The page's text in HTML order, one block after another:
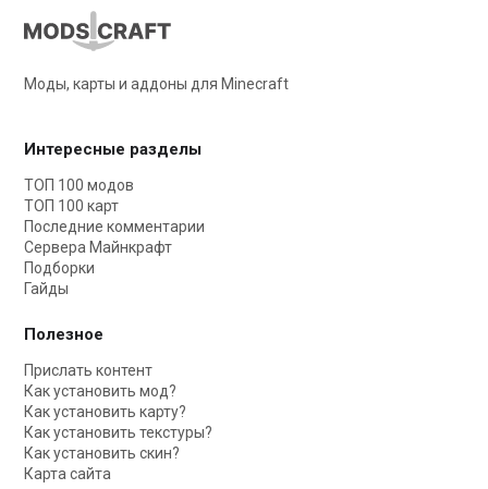
Моды, карты и аддоны для Minecraft
Интересные разделы
ТОП 100 модов
ТОП 100 карт
Последние комментарии
Сервера Майнкрафт
Подборки
Гайды
Полезное
Прислать контент
Как установить мод?
Как установить карту?
Как установить текстуры?
Как установить скин?
Карта сайта